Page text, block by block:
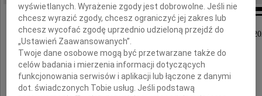
Z głębokim żalem zawiadamiamy, że 17 listopada
odeszła nasza Mama i Przyjaciółka
wyświetlanych. Wyrażenie zgody jest dobrowolne. Jeśli nie
chcesz wyrazić zgody, chcesz ograniczyć jej zakres lub
chcesz wycofać zgodę uprzednio udzieloną przejdź do
„Ustawień Zaawansowanych”.
Twoje dane osobowe mogą być przetwarzane także do
celów badania i mierzenia informacji dotyczących
funkcjonowania serwisów i aplikacji lub łączone z danymi
dot. świadczonych Tobie usług. Jeśli podstawą